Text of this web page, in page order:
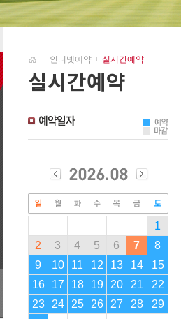
인터넷예약 실시간예약
실시간예약
1
2
3 4 5 6 7
8
9
10 11 12 13 14
15
16
17 18 19 20 21
22
23
24 25 26 27 28
29